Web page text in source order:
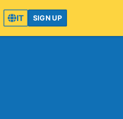
IT SIGN UP